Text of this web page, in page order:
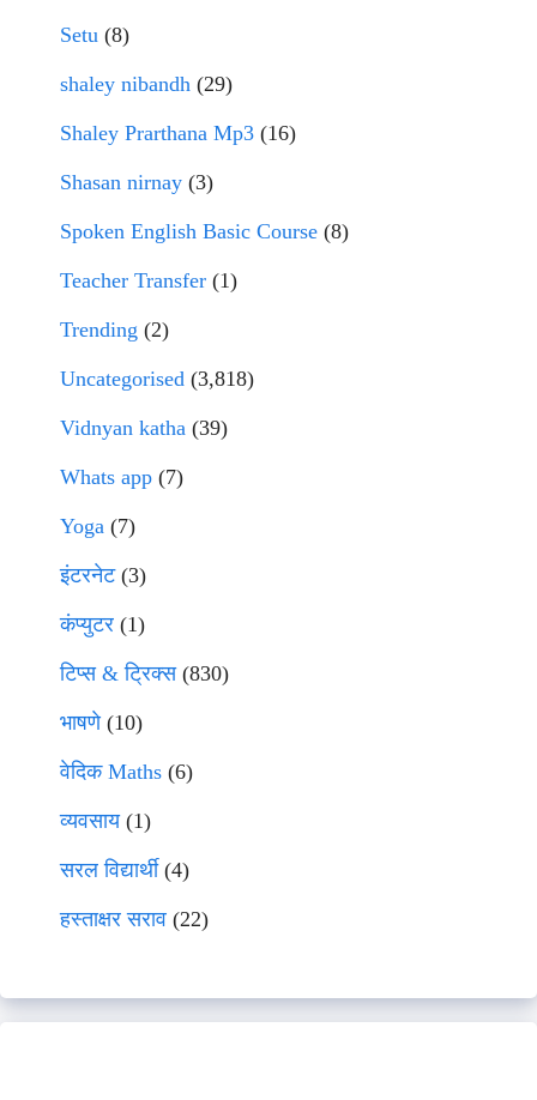
Setu (8)
shaley nibandh (29)
Shaley Prarthana Mp3 (16)
Shasan nirnay (3)
Spoken English Basic Course (8)
Teacher Transfer (1)
Trending (2)
Uncategorised (3,818)
Vidnyan katha (39)
Whats app (7)
Yoga (7)
इंटरनेट(3)
कंप्युटर (1)
टिप्स & ट्रिक्स(830)
भाषणे(10)
वेदिक Maths (6)
व्यवसाय(1)
सरल विद्यार्थी(4)
हस्ताक्षर सराव (22)